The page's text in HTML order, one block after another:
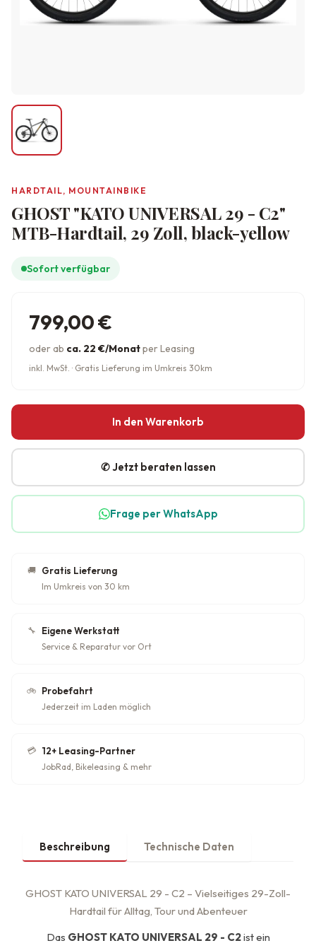
HARDTAIL, MOUNTAINBIKE
GHOST "KATO UNIVERSAL 29 - C2"
MTB-Hardtail, 29 Zoll, black-yellow
Sofort verfügbar
799,00€
oder ab ca. 22 €/Monatper Leasing
inkl. MwSt. · Gratis Lieferung im Umkreis 30km
In den Warenkorb
✆ Jetzt beraten lassen
Frage per WhatsApp
🚚 Gratis Lieferung
Im Umkreis von 30 km
🔧 Eigene Werkstatt
Service & Reparatur vor Ort
🚲 Probefahrt
Jederzeit im Laden möglich
💳 12+ Leasing-Partner
JobRad, Bikeleasing & mehr
Beschreibung Technische Daten
GHOST KATO UNIVERSAL 29 - C2 – Vielseitiges 29-Zoll-
Hardtail für Alltag, Tour und Abenteuer
Das GHOST KATO UNIVERSAL 29 - C2ist ein